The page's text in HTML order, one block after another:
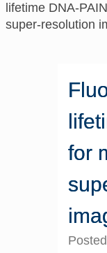
lifetime DNA-
super-resolution
for